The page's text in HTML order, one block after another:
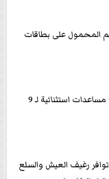
المحمول على بطاقات
الرئيس السيسى يوجه بصرف مساعدات استثنائية لـ 9
توافر رغيف العيش والسلع